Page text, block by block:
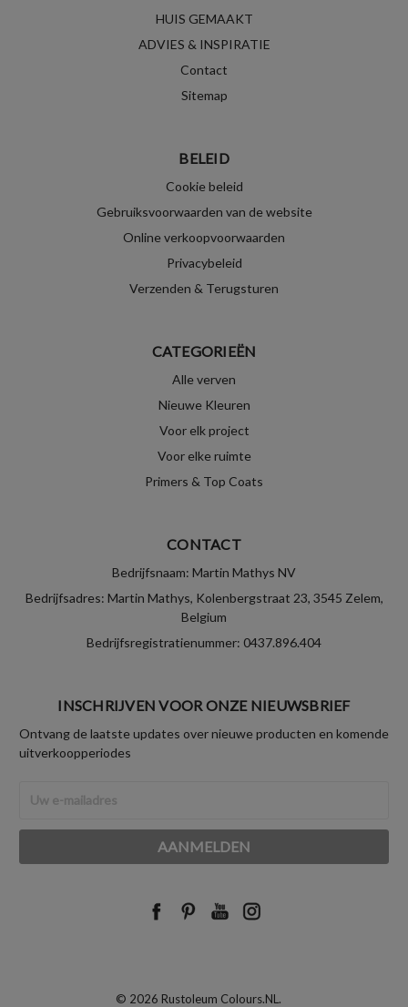
HUIS GEMAAKT
ADVIES & INSPIRATIE
Contact
Sitemap
BELEID
Cookie beleid
Gebruiksvoorwaarden van de website
Online verkoopvoorwaarden
Privacybeleid
Verzenden & Terugsturen
CATEGORIEËN
Alle verven
Nieuwe Kleuren
Voor elk project
Voor elke ruimte
Primers & Top Coats
CONTACT
Bedrijfsnaam: Martin Mathys NV
Bedrijfsadres: Martin Mathys, Kolenbergstraat 23, 3545 Zelem,
Belgium
Bedrijfsregistratienummer: 0437.896.404
INSCHRIJVEN VOOR ONZE NIEUWSBRIEF
Ontvang de laatste updates over nieuwe producten en komende
uitverkoopperiodes
mailadres
© 2026 Rustoleum Colours.NL.